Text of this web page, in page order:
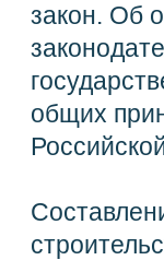
закон. Об
общих